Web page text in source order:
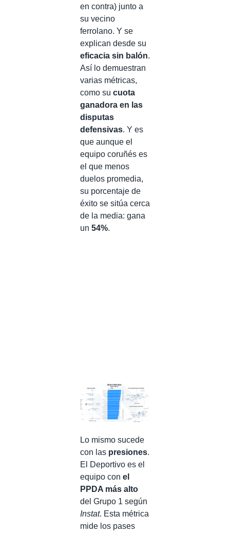
en contra) junto a
su vecino
ferrolano. Y se
explican desde su
eficacia sin balón.
Así lo demuestran
varias métricas,
como su cuota
ganadora en las
disputas
defensivas. Y es
que aunque el
equipo coruñés es
el que menos
duelos promedia,
su porcentaje de
éxito se sitúa cerca
de la media: gana
un 54%.
Lo mismo sucede
con las presiones.
El Deportivo es el
equipo con el
PPDA más alto
del Grupo 1 según
Instat. Esta métrica
mide los pases